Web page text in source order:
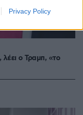
Privacy Policy
ο Τραμπ, «το